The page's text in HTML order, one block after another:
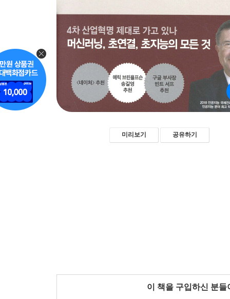
미리보기 공유하기
이 책을 구입하신 분